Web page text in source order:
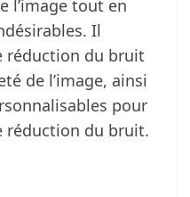
l’image tout en
Il
réduction du bruit
de l’image, ainsi
pour
réduction du bruit.